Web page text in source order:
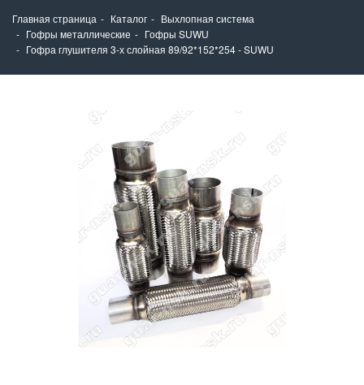
Главная страница Каталог
Выхлопная система
Гофры металлические
Гофры SUWU
Гофра глушителя 3-х слойная 89/92*152*254 - SUWU